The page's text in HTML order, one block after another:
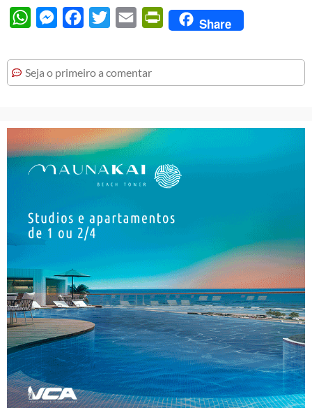
WhatsAppMessengerFacebook
Twitter Email PrintFriendly
Share
Seja o primeiro a comentar